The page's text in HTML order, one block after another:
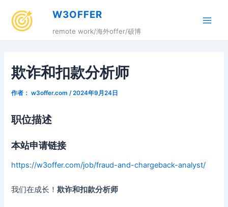
W3OFFER
remote work/海外offer/硕博
欺诈和扣款分析师
作者： w3offer.com /2024年9月24日
职位描述
本站申请链接
https://w3offer.com/job/fraud-and-chargeback-analyst/
我们在成长！欺诈和扣款分析师